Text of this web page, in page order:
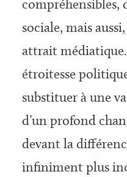
compréhensibles,
sociale, mais
attrait médiatique.
étroitesse
substituer à une
d’un profond
devant la
infiniment plus